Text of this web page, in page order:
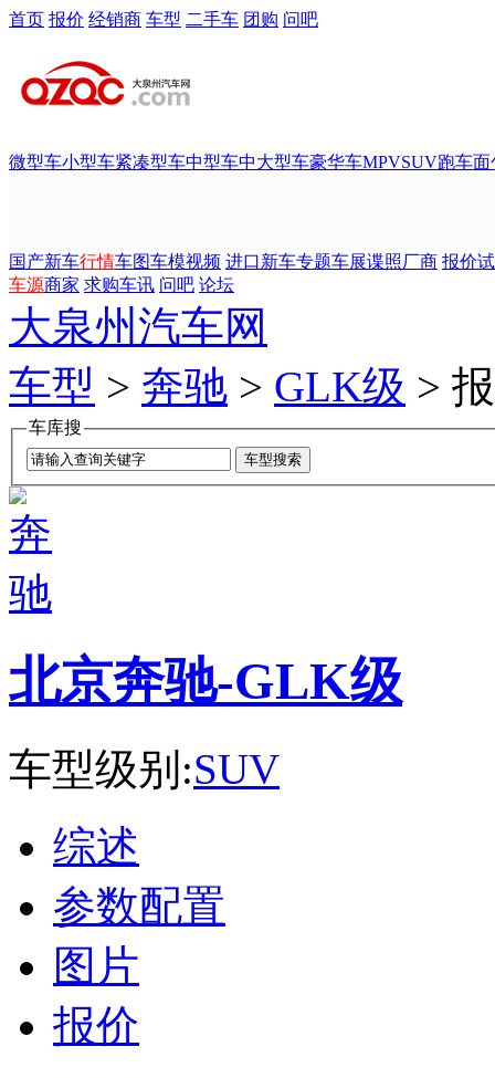
首页 报价 经销商 车型 二手车 团购 问吧
微型车小型车紧凑型车中型车中大型车豪华车MPVSUV跑车面
国产新车行情车图车模视频 进口新车专题车展谍照厂商 报价
车源商家 求购车讯 问吧 论坛
大泉州汽车网
车型 > 奔驰 > GLK级 >
车库搜
北京奔驰-GLK级
车型级别:SUV
综述
参数配置
图片
报价